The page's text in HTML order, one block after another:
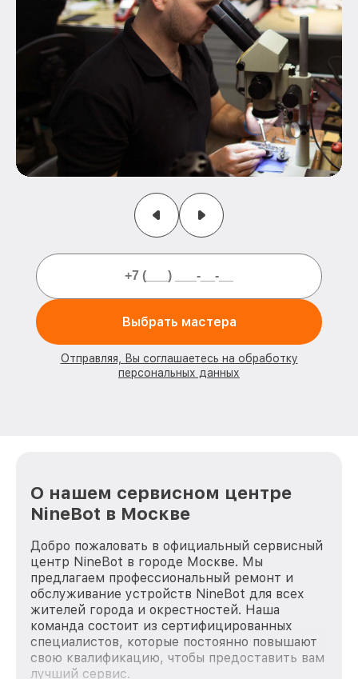
Выбрать мастера
Отправляя, Вы соглашаетесь на обработку
персональных данных
О нашем сервисном центре
NineBot в Москве
Добро пожаловать в официальный сервисный
центр NineBot в городе Москве. Мы
предлагаем профессиональный ремонт и
обслуживание устройств NineBot для всех
жителей города и окрестностей. Наша
команда состоит из сертифицированных
специалистов, которые постоянно повышают
свою квалификацию, чтобы предоставить вам
лучший сервис.